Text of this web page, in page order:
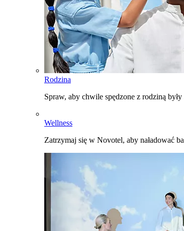
Rodzina
Spraw, aby chwile spędzone z rodziną
Wellness
Zatrzymaj się w Novotel, aby naładować